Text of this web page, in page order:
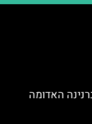
האדומה